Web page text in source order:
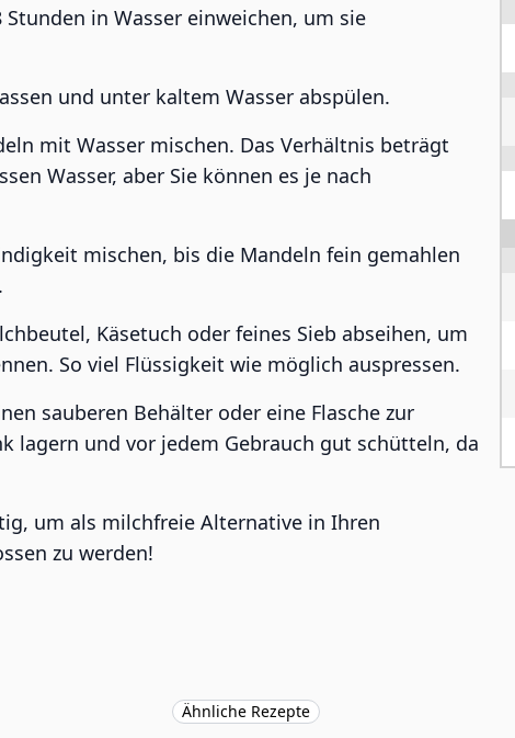
in Wasser einweichen, um sie
und unter kaltem Wasser abspülen.
mit Wasser mischen. Das Verhältnis beträgt
Wasser, aber Sie können es je nach
mischen, bis die Mandeln fein gemahlen
Käsetuch oder feines Sieb abseihen, um
So viel Flüssigkeit wie möglich auspressen.
sauberen Behälter oder eine Flasche zur
lagern und vor jedem Gebrauch gut schütteln, da
um als milchfreie Alternative in Ihren
zu werden!
Ähnliche Rezepte